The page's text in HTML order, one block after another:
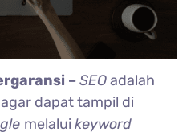
–SEOadalah
agar dapat tampil di
melaluikeyword